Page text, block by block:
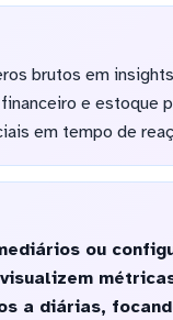
brutos em
e estoque
em tempo de
ou
a diárias,